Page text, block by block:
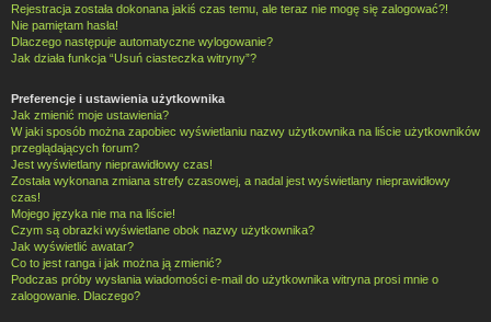
Rejestracja została dokonana jakiś czas temu, ale teraz nie mogę się zalogować?!
Nie pamiętam hasła!
Dlaczego następuje automatyczne wylogowanie?
Jak działa funkcja “Usuń ciasteczka witryny”?
Preferencje i ustawienia użytkownika
Jak zmienić moje ustawienia?
W jaki sposób można zapobiec wyświetlaniu nazwy użytkownika na liście użytkowników
przeglądających forum?
Jest wyświetlany nieprawidłowy czas!
Została wykonana zmiana strefy czasowej, a nadal jest wyświetlany nieprawidłowy
czas!
Mojego języka nie ma na liście!
Czym są obrazki wyświetlane obok nazwy użytkownika?
Jak wyświetlić awatar?
Co to jest ranga i jak można ją zmienić?
Podczas próby wysłania wiadomości e-mail do użytkownika witryna prosi mnie o
zalogowanie. Dlaczego?